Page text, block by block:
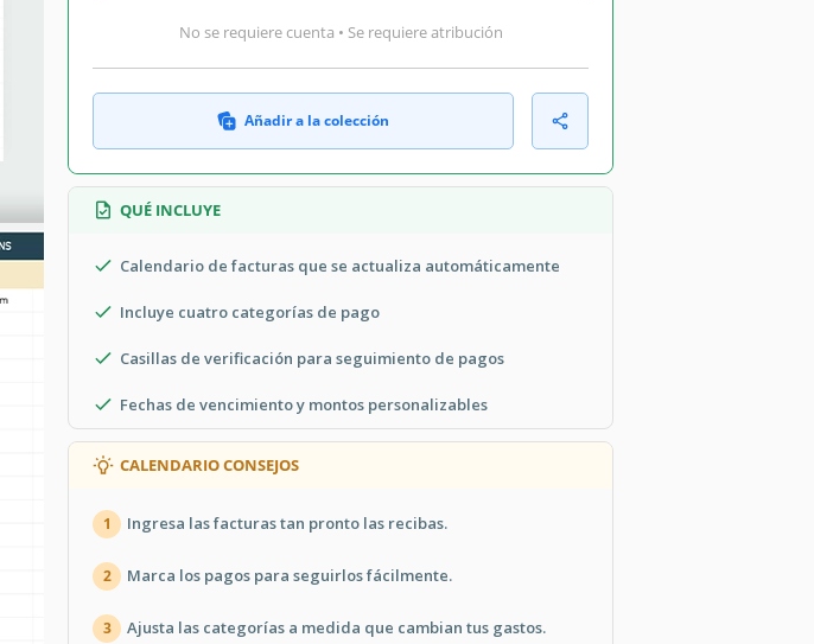
No se requiere cuenta • Se requiere atribución
Añadir a la colección
QUÉ INCLUYE
Calendario de facturas que se actualiza automáticamente
Incluye cuatro categorías de pago
Casillas de verificación para seguimiento de pagos
Fechas de vencimiento y montos personalizables
CALENDARIO CONSEJOS
1 Ingresa las facturas tan pronto las recibas.
2 Marca los pagos para seguirlos fácilmente.
3 Ajusta las categorías a medida que cambian tus gastos.